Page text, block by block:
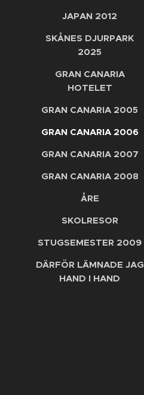
JAPAN 2012
SKÅNES DJURPARK
2025
GRAN CANARIA
HOTELET
GRAN CANARIA 2005
GRAN CANARIA 2006
GRAN CANARIA 2007
GRAN CANARIA 2008
ÅRE
SKOLRESOR
STUGSEMESTER 2009
DÄRFÖR LÄMNADE JAG
HAND I HAND